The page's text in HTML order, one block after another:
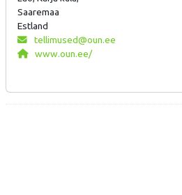
Saaremaa
Estland
tellimused@oun.ee
www.oun.ee/